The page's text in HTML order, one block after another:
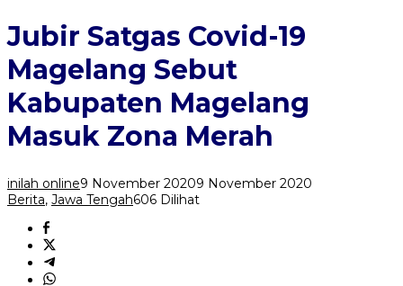
19
Magelang
Sebut
Kabupaten
Magelang
Masuk
Zona
Jubir Satgas Covid-19
Magelang Sebut
Kabupaten Magelang
Masuk Zona Merah
inilah online9 November 20209 November 2020
Berita, Jawa Tengah606 Dilihat